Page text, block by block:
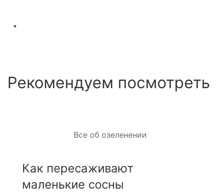
Рекомендуем посмотреть
Все об озеленении
Как пересаживают
маленькие сосны